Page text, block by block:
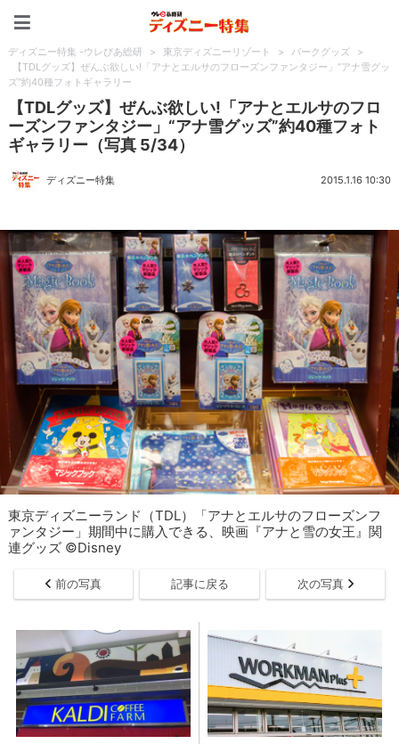
ディズニー特集 -ウレぴあ総研 > 東京ディズニーリゾート > パークグッズ
>
【TDLグッズ】ぜんぶ欲しい!「アナとエルサのフローズンファンタジー」“アナ雪グッ
ズ”約40種フォトギャラリー
【TDLグッズ】ぜんぶ欲しい!「アナとエルサのフロ
ーズンファンタジー」“アナ雪グッズ”約40種フォト
ギャラリー（写真 5/34）
ディズニー特集 2015.1.16 10:30
東京ディズニーランド（TDL）「アナとエルサのフローズンフ
ァンタジー」期間中に購入できる、映画『アナと雪の女王』関
連グッズ ©Disney
前の写真 記事に戻る 次の写真